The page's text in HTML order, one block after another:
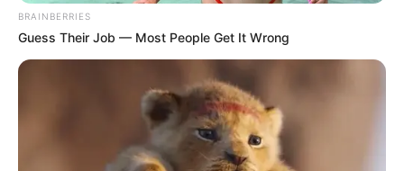
BRAINBERRIES
Guess Their Job — Most People Get It Wrong